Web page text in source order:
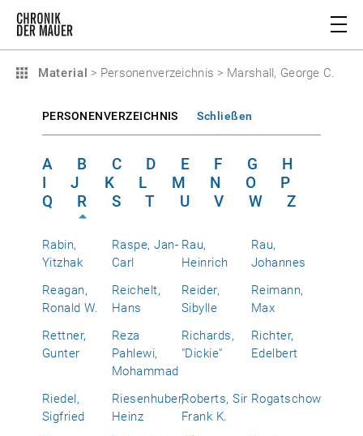
Material > Personenverzeichnis > Marshall, George C.
PERSONENVERZEICHNIS Schließen
A B C D E F G
H
I
J K L M N O
P
Q
R S T U V W Z
Rabin,
Yitzhak
Raspe, Jan-
Carl
Rau,
Heinrich
Rau,
Johannes
Reagan,
Ronald W.
Reichelt,
Hans
Reider,
Sibylle
Reimann,
Max
Rettner,
Gunter
Reza
Pahlewi,
Mohammad
Richards,
"Dickie"
Richter,
Edelbert
Riedel,
Sigfried
Riesenhuber,
Heinz
Roberts, Sir
Frank K.
Rogatschow